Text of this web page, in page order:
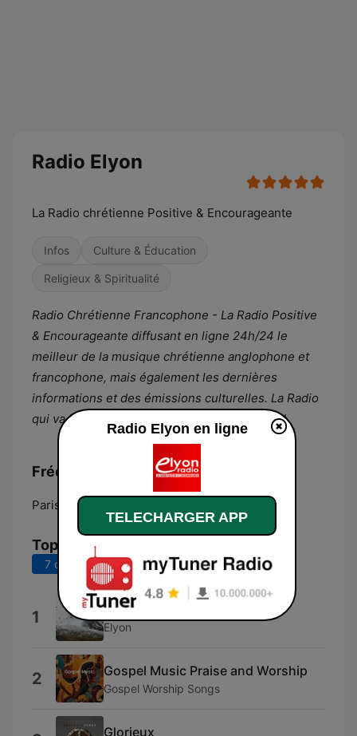
Radio Elyon
La Radio chrétienne Positive & Encourageante
Infos Culture & Éducation
Religieux & Spiritualité
Radio Chrétienne Francophone - La Radio Positive
& Encourageante diffusant en ligne 24h/24 le
meilleur de la musique chrétienne anglophone et
francophone, mais également les dernières
informations et des émissions culturelles. La Radio
qui va booster ta journée et faire rugir ta Foi !
Fréquences Radio Elyon:
Paris: Online
Top titres
7 derniers jours 30 derniers jours
1 Elyon
Elyon
2 Gospel Music Praise and Worship
Gospel Worship Songs
Glorieux
Radio Elyon en ligne
TELECHARGER APP